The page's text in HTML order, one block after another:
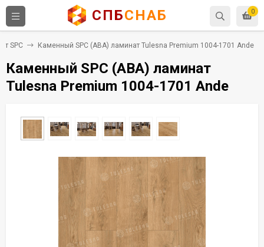
0
СПБСНАБ
SPC Каменный SPC (ABA) ламинат Tulesna Premium 1004-1701 Ande
Каменный SPC (ABA) ламинат
Tulesna Premium 1004-1701 Ande